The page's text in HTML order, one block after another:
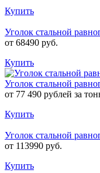
Купить
Уголок стальной
от 68490 руб.
Купить
Уголок стальной
от 77 490 рублей за
Купить
Уголок стальной
от 113990 руб.
Купить